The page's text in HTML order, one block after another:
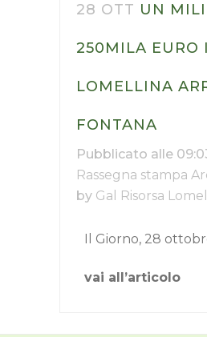
28 OTT UN
250MILA EURO
LOMELLINA
FONTANA
Pubblicato alle
Rassegna stampa
by Gal Risorsa
Il Giorno, 28
vai all’articolo